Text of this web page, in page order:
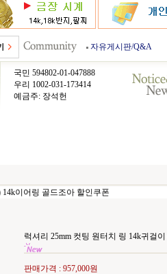
자유게시판/Q&A
국민 594802-01-047888
우리 1002-031-173414
예금주: 장석헌
14k이어링 골드조아 할인쿠폰
럭셔리 25mm 컷팅 원터치 링 14k귀걸
판매가격 : 957,000원